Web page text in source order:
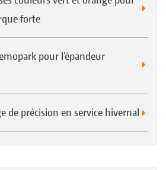
forte
pour l’épandeur
de précision en service hivernal